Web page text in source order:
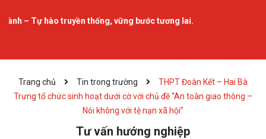
truyền thống, vững bước tương lai.
Trang chủ Tin trong trường
THPT Đoàn Kết – Hai Bà
Trưng tổ chức sinh hoạt dưới cờ với chủ đề “An toàn giao thông –
Nói không với tệ nạn xã hội”
Tư vấn hướng nghiệp